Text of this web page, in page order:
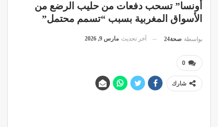
أونسا” تسحب دفعات من حليب الرضع من
الأسواق المغربية بسبب “تسمم محتمل”
بواسطة صحة24 آخر تحديث مارس 9, 2026
0
شارك